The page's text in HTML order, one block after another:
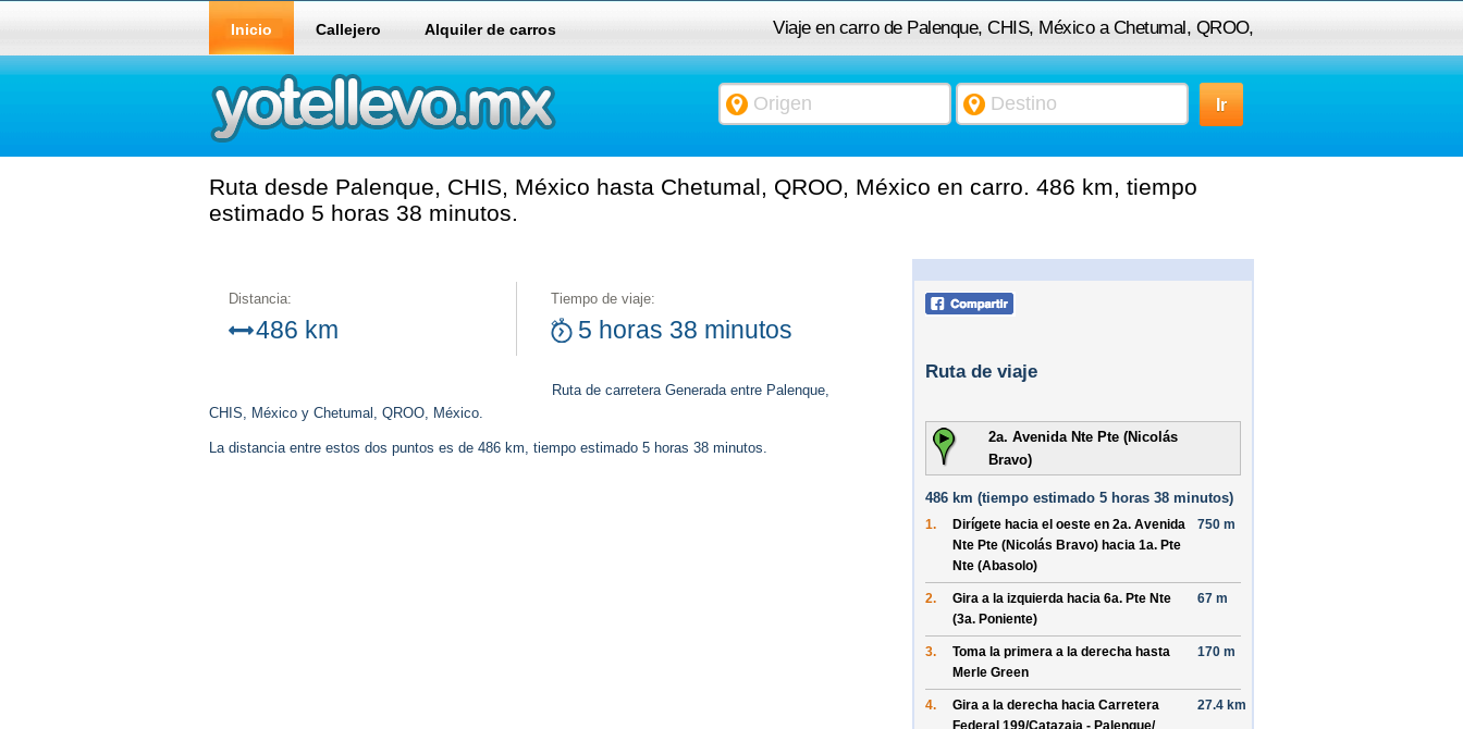
Viaje en carro de Palenque, CHIS, México a Chetumal, QROO,
México
Inicio Callejero Alquiler de carros
Ruta desde Palenque, CHIS, México hasta Chetumal, QROO, México en carro. 486 km, tiempo
estimado 5 horas 38 minutos.
Distancia:
486 km
Tiempo de viaje:
5 horas 38 minutos
Ruta de carretera Generada entre Palenque,
CHIS, México y Chetumal, QROO, México.
La distancia entre estos dos puntos es de 486 km, tiempo estimado 5 horas 38 minutos.
Ruta de viaje
2a. Avenida Nte Pte (Nicolás
Bravo)
486 km (tiempo estimado 5 horas 38 minutos)
1. Dirígete hacia el oeste en 2a. Avenida
Nte Pte (Nicolás Bravo) hacia 1a. Pte
Nte (Abasolo)
750 m
2. Gira a la izquierda hacia 6a. Pte Nte
(3a. Poniente)
67 m
3.
Toma la primera a la derecha hasta
Merle Green
170 m
4. Gira a la derecha hacia Carretera
Federal 199/Catazaja - Palenque/
27.4 km